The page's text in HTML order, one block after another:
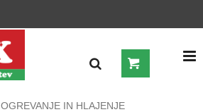
OGREVANJE IN HLAJENJE